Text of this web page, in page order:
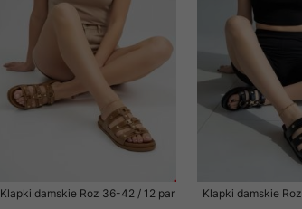
Klapki damskie Roz 36-42 / 12 par Klapki damskie
Materiały reklamowo - promocyjne wysyłamy
szczególności newslettera wysyłanego
zawierającego akceptację na otrzymywanie
naszym Sklepie. Materiały te dotyczą wyłącznie
Wszelkie pytania, wnioski i sugestie
osobowych prosimy zgłaszać na email